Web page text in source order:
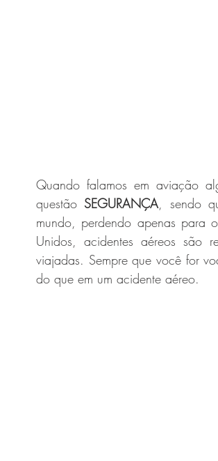
Quando falamos em aviação
questão SEGURANÇA , sendo
mundo, perdendo apenas para
Unidos, acidentes aéreos são
viajadas. Sempre que você for
do que em um acidente aéreo.